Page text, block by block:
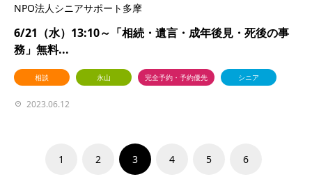
NPO法人シニアサポート多摩
6/21（水）13:10～「相続・遺言・成年後見・死後の事
務」無料...
相談 永山 完全予約・予約優先 シニア
2023.06.12
1 2 3 4 5 6